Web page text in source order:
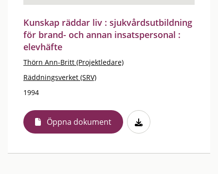
Kunskap räddar liv : sjukvårdsutbildning
för brand- och annan insatspersonal :
elevhäfte
Thörn Ann-Britt (Projektledare)
Räddningsverket (SRV)
1994
Öppna dokument